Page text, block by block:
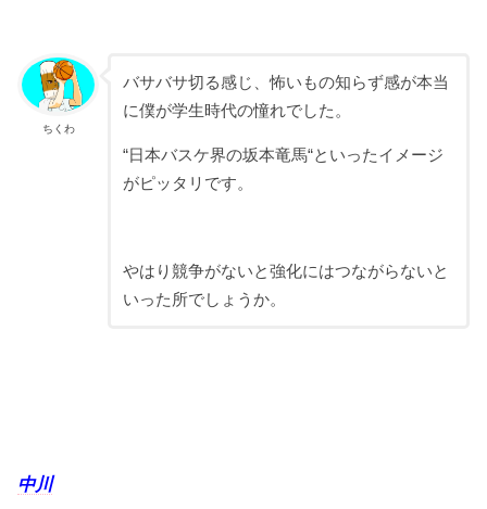
ちくわ
バサバサ切る感じ、怖いもの知らず感が本当
に僕が学生時代の憧れでした。
“日本バスケ界の坂本竜馬“といったイメージ
がピッタリです。
やはり競争がないと強化にはつながらないと
いった所でしょうか。
中川